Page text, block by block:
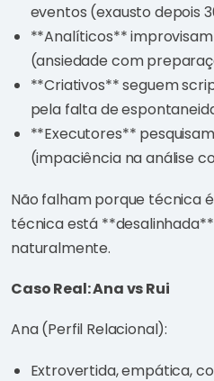
eventos (exausto depois
**Analíticos**
(ansiedade com
**Criativos** seguem
pela falta de
**Executores**
(impaciência na análise
Não falham porque técnica
técnica está
naturalmente.
Caso Real: Ana vs Rui
Ana (Perfil Relacional):
Extrovertida, empática,